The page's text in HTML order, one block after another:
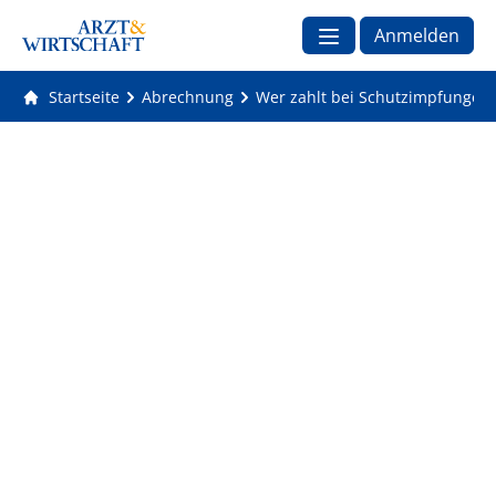
Anmelden
Startseite Abrechnung Wer zahlt bei Schutzimpfungen?